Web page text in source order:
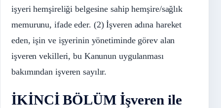
işyeri hemşireliği belgesine sahip hemşire/sağlık
memurunu, ifade eder. (2) İşveren adına hareket
eden, işin ve işyerinin yönetiminde görev alan
işveren vekilleri, bu Kanunun uygulanması
bakımından işveren sayılır.
İKİNCİ BÖLÜM İşveren ile